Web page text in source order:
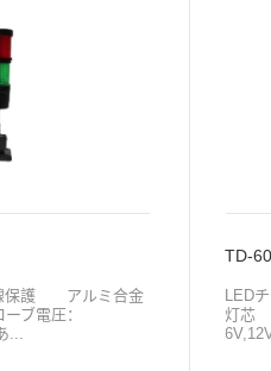
、多種多様な音色
、複数の段マルチ
座付） ポール取付
倒式台座付） 直付
保護 アルミ合金
ブ電圧：
...
TD-
LED
灯芯